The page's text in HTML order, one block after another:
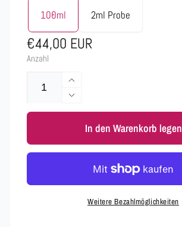
100ml 2ml Probe
Normaler
Preis
€44,00 EUR
Anzahl
Erhöhe
die
Menge
Fragrances
Lychee
Extrait
Verringere
die
Menge
für
Gulf
Fragrances
-
Rosso
In den Warenkorb legen
Weitere Bezahlmöglichkeiten